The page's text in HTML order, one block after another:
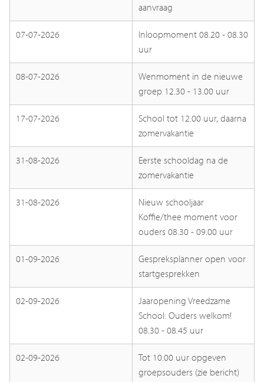
aanvraag
07-07-2026
Inloopmoment 08.20 - 08.30
uur
08-07-2026
Wenmoment in de nieuwe
groep 12.30 - 13.00 uur
17-07-2026
School tot 12.00 uur, daarna
zomervakantie
31-08-2026
Eerste schooldag na de
zomervakantie
31-08-2026
Nieuw schooljaar
Koffie/thee moment voor
ouders 08.30 - 09.00 uur
01-09-2026
Gespreksplanner open voor
startgesprekken
02-09-2026
Jaaropening Vreedzame
School: Ouders welkom!
08.30 - 08.45 uur
02-09-2026
Tot 10.00 uur opgeven
groepsouders (zie bericht)